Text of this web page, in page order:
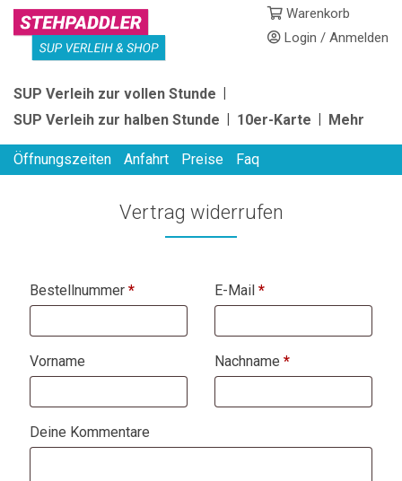
Skip
content
STEHPADDLER
SUP
VERLEIH
Login / Anmelden
Warenkorb
SUP Verleih zur vollen Stunde
SUP Verleih zur halben Stunde
10er-Karte Mehr
Öffnungszeiten Anfahrt Preise Faq
Vertrag widerrufen
Bestellnummer *erforderlich E-Mail *erforderlich
Vorname Nachname *erforderlich
Page URI *erforderlich
Deine Kommentare